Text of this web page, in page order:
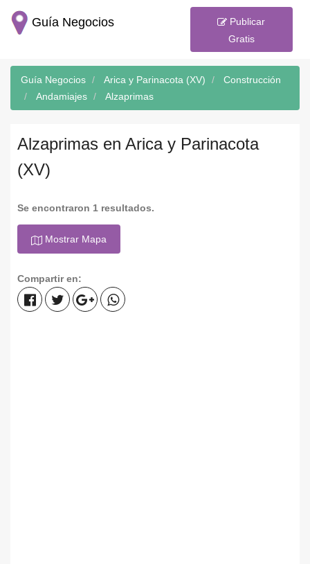
Guía Negocios
Publicar
Gratis
Guía Negocios Arica y Parinacota (XV)
Construcción
Andamiajes
Alzaprimas
Alzaprimas en Arica y Parinacota
(XV)
Se encontraron 1 resultados.
Mostrar Mapa
Compartir en: